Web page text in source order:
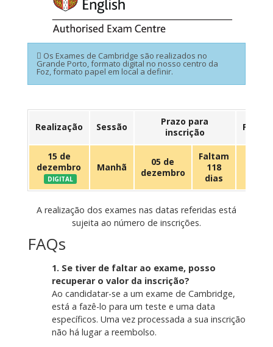
Os Exames de Cambridge são realizados no
Grande Porto, formato digital no nosso centro da
Foz, formato papel em local a definir.
Realização Sessão
Prazo para
inscrição
Preço
15 de
dezembro
DIGITAL
Manhã
05 de
dezembro
Faltam
118
dias
A realização dos exames nas datas referidas está
sujeita ao número de inscrições.
FAQs
1. Se tiver de faltar ao exame, posso
recuperar o valor da inscrição?
Ao candidatar-se a um exame de Cambridge,
está a fazê-lo para um teste e uma data
específicos. Uma vez processada a sua inscrição
não há lugar a reembolso.